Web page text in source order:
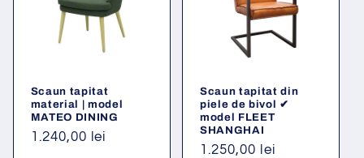
Scaun tapitat
material | model
MATEO DINING
Preț
1.240,00 lei
Scaun tapitat din
piele de bivol ✔
model FLEET
SHANGHAI
Preț
1.250,00 lei